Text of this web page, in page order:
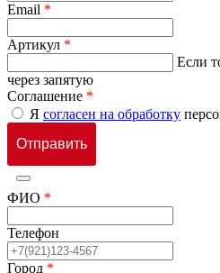
Email *
Артикул *
Если
через запятую
Соглашение *
Я согласен на обработку
ФИО *
Телефон
Город *